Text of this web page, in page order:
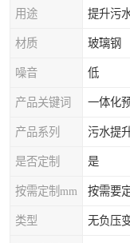
用途 提升污
材质 玻璃钢
噪音 低
产品关键词 一体化
产品系列 污水提
是否定制 是
按需定制mm 按需要
类型 无负压